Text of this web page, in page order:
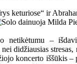
netikėtumu –
didžiausias
koncerto iššūkis –